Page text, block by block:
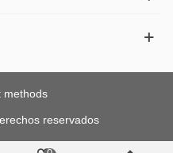
reservados